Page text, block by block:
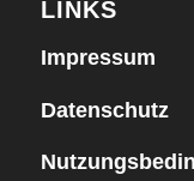
LINKS
Impressum
Datenschutz